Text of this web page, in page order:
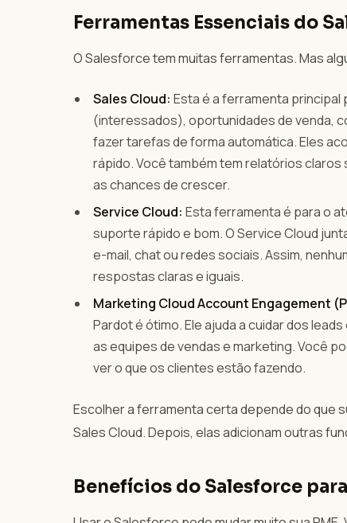
Ferramentas Essenciais do
O Salesforce tem muitas ferramentas. Mas
Sales Cloud: Esta é a ferramenta principal
(interessados), oportunidades de venda,
fazer tarefas de forma automática. Eles
rápido. Você também tem relatórios
as chances de crescer.
Service Cloud: Esta ferramenta é para o
suporte rápido e bom. O Service Cloud
e-mail, chat ou redes sociais. Assim,
respostas claras e iguais.
Marketing Cloud Account Engagement
Pardot é ótimo. Ele ajuda a cuidar dos
as equipes de vendas e marketing. Você
ver o que os clientes estão fazendo.
Escolher a ferramenta certa depende do que
Sales Cloud. Depois, elas adicionam outras
Benefícios do Salesforce